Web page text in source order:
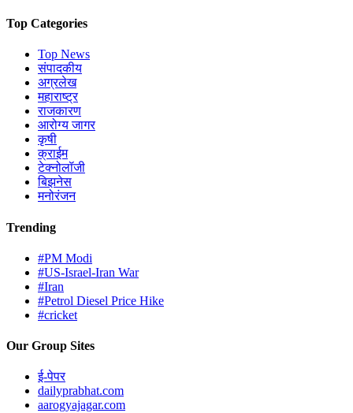
Top Categories
Top News
संपादकीय
अग्रलेख
महाराष्ट्र
राजकारण
आरोग्य जागर
कृषी
क्राईम
टेक्नोलॉजी
बिझनेस
मनोरंजन
Trending
#PM Modi
#US-Israel-Iran War
#Iran
#Petrol Diesel Price Hike
#cricket
Our Group Sites
ई-पेपर
dailyprabhat.com
aarogyajagar.com